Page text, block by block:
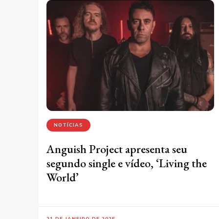
NOTÍCIAS
Anguish Project apresenta seu
segundo single e vídeo, ‘Living the
World’